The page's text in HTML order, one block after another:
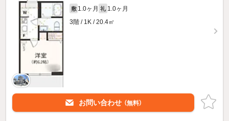
敷 1.0ヶ月 礼 1.0ヶ月
3階 / 1K / 20.4㎡
お問い合わせ （無料）